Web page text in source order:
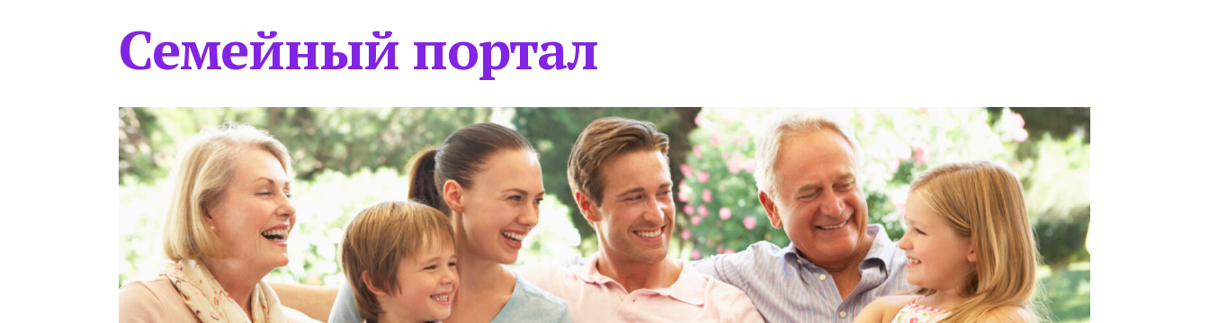
Семейный портал